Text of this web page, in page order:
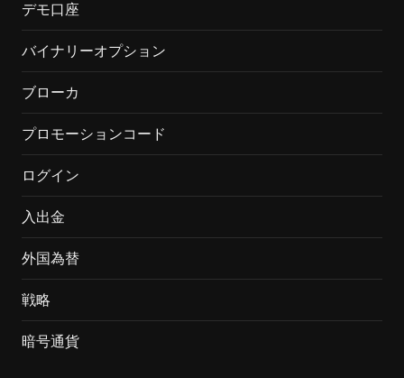
デモ口座
バイナリーオプション
ブローカ
プロモーションコード
ログイン
入出金
外国為替
戦略
暗号通貨